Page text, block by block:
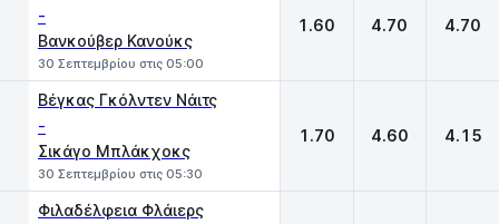
-
Βανκούβερ Κανούκς
30 Σεπτεμβρίου στις 05:00
1.60 4.70 4.70
Βέγκας Γκόλντεν Νάιτς
-
Σικάγο Μπλάκχοκς
30 Σεπτεμβρίου στις 05:30
1.70 4.60 4.15
Φιλαδέλφεια Φλάιερς